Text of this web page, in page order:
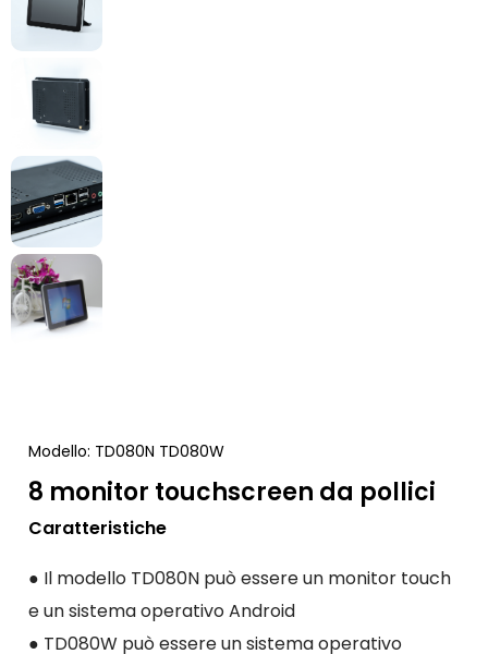
Modello: TD080N TD080W
8 monitor touchscreen da pollici
Caratteristiche
● Il modello TD080N può essere un monitor touch
e un sistema operativo Android
● TD080W può essere un sistema operativo